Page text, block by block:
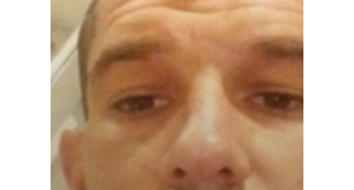
Castilla-La
Toledo
Sanidad